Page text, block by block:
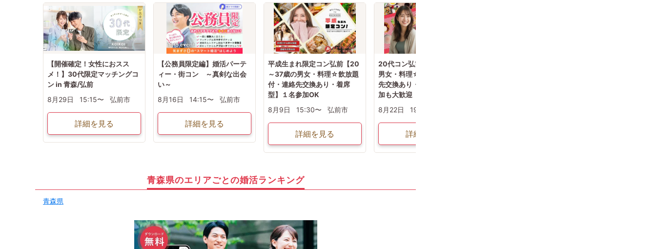
【開催確定！女性におスス
メ！】30代限定マッチングコ
ン in 青森/弘前
8月29日
15:15〜 弘前市
詳細を見る
【公務員限定編】婚活パーテ
ィー・街コン ～真剣な出会
い～
8月16日
14:15〜 弘前市
詳細を見る
平成生まれ限定コン弘前【20
～37歳の男女・料理☆飲放題
付・連絡先交換あり・着席
型】１名参加OK
8月9日
15:30〜 弘前市
詳細を見る
20代コン弘前【20～29歳の
男女・料理☆飲放題付・連絡
先交換あり・着席型】１名参
加も大歓迎
8月22日
19:00〜
詳細を見る
青森県のエリアごとの婚活ランキング
青森県